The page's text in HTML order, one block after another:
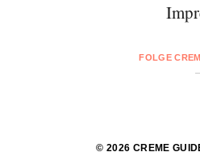
FOLGE
© 2026 CREME